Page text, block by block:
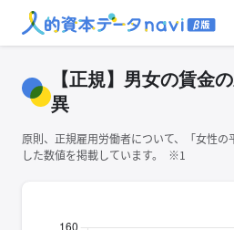
【正規】男女の賃金
異
原則、正規雇用労働者について、「女性
した数値を掲載しています。 ※1